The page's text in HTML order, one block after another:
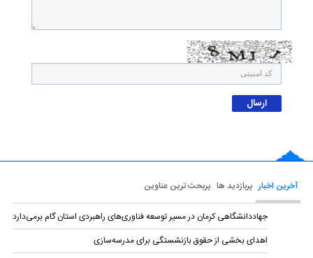
آخرین اخبار پربازدید ها پربحث ترین عناوین
جهاددانشگاهی کرمان در مسیر توسعه فناوری‌های راهبردی استان گام برمی‌دارد
اهدای بخشی از حقوق بازنشستگی برای مدرسه‌سازی